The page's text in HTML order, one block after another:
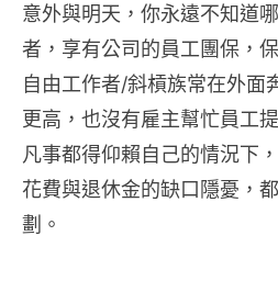
意外與明天，你永遠不知道
者，享有公司的員工團保，
自由工作者/斜槓族常在外面
更高，也沒有雇主幫忙員工
凡事都得仰賴自己的情況下
花費與退休金的缺口隱憂，
劃。